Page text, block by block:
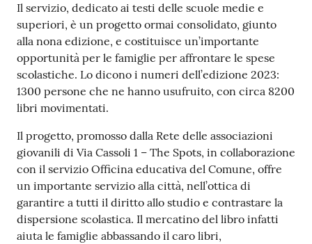
t
i
Seguici
su
Il servizio, dedicato ai testi delle scuole medie e
superiori, è un progetto ormai consolidato, giunto
alla nona edizione, e costituisce un’importante
opportunità per le famiglie per affrontare le spese
scolastiche. Lo dicono i numeri dell’edizione 2023:
1300 persone che ne hanno usufruito, con circa 8200
libri movimentati.
Il progetto, promosso dalla Rete delle associazioni
giovanili di Via Cassoli 1 – The Spots, in collaborazione
con il servizio Officina educativa del Comune, offre
un importante servizio alla città, nell’ottica di
garantire a tutti il diritto allo studio e contrastare la
dispersione scolastica. Il mercatino del libro infatti
aiuta le famiglie abbassando il caro libri,